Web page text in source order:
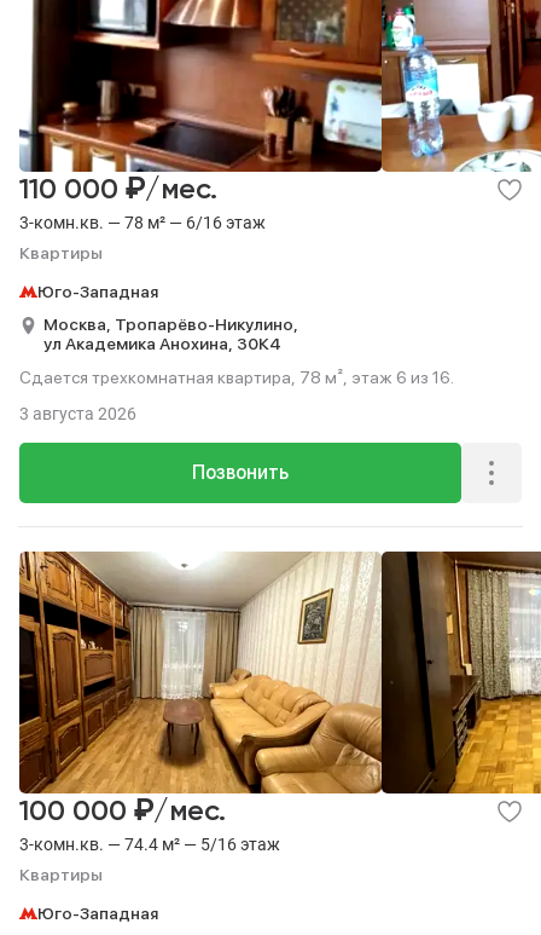
3-комн.кв. — 78 м² — 6/16 этаж
Квартиры
110 000 ₽/мес.
Юго-Западная
Москва, Тропарёво-Никулино,
ул Академика Анохина, 30К4
Сдается трехкомнатная квартира, 78 м², этаж 6 из 16.
Позвонить
3 августа 2026
3-комн.кв. — 74.4 м² — 5/16 этаж
Квартиры
100 000 ₽/мес.
Юго-Западная